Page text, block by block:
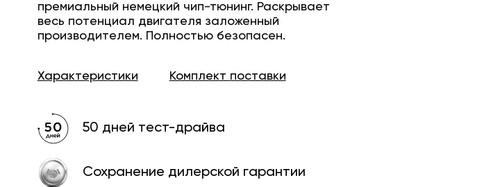
премиальный немецкий чип-тюнинг. Раскрывает
весь потенциал двигателя заложенный
производителем. Полностью безопасен.
Характеристики Комплект поставки
50 дней тест-драйва
Сохранение дилерской гарантии